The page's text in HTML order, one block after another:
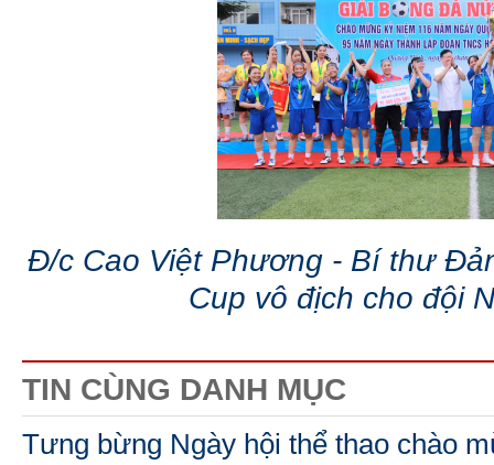
Đ/c Cao Việt Phương - Bí thư
Cup vô địch cho đội
TIN CÙNG DANH MỤC
Tưng bừng Ngày hội thể thao chào